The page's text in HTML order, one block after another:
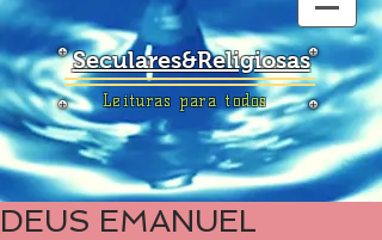
Seculares&Religiosas
Leituras para todos
DEUS EMANUEL